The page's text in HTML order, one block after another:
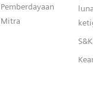
Pemberdayaan
Mitra